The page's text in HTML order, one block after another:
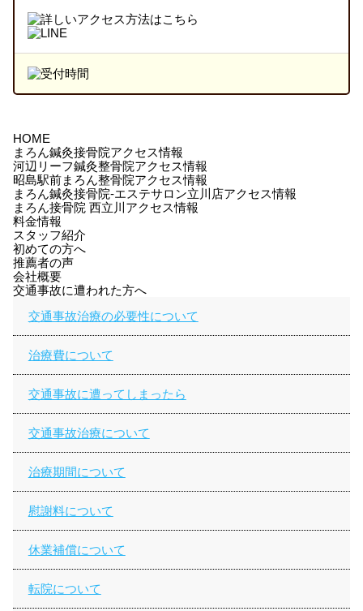
HOME
まろん鍼灸接骨院アクセス情報
河辺リーフ鍼灸整骨院アクセス情報
昭島駅前まろん整骨院アクセス情報
まろん鍼灸接骨院-エステサロン立川店アクセス情報
まろん接骨院 西立川アクセス情報
料金情報
スタッフ紹介
初めての方へ
推薦者の声
会社概要
交通事故に遭われた方へ
交通事故治療の必要性について
治療費について
交通事故に遭ってしまったら
交通事故治療について
治療期間について
慰謝料について
休業補償について
転院について